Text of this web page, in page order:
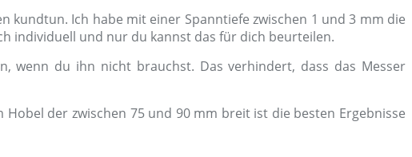
kundtun. Ich habe mit einer Spanntiefe zwischen 1 und 3 mm die
individuell und nur du kannst das für dich beurteilen.
wenn du ihn nicht brauchst. Das verhindert, dass das Messer
der zwischen 75 und 90 mm breit ist die besten Ergebnisse